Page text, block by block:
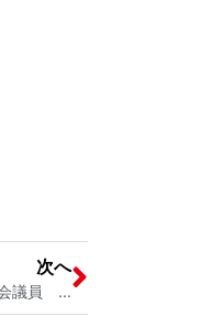
次へ
戸田市議会 健康福祉常任委員会 議案審査と議案の討論・採決 戸田市議会議員 宮内そうこ